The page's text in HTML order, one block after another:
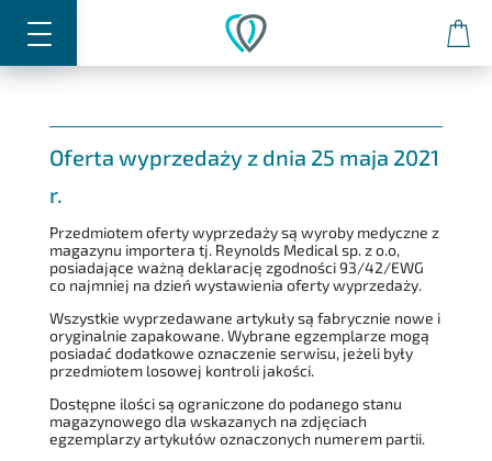
Oferta wyprzedaży z dnia 25 maja 2021
r.
Przedmiotem oferty wyprzedaży są wyroby medyczne z
magazynu importera tj. Reynolds Medical sp. z o.o,
posiadające ważną deklarację zgodności 93/42/EWG
co najmniej na dzień wystawienia oferty wyprzedaży.
Wszystkie wyprzedawane artykuły są fabrycznie nowe i
oryginalnie zapakowane. Wybrane egzemplarze mogą
posiadać dodatkowe oznaczenie serwisu, jeżeli były
przedmiotem losowej kontroli jakości.
Dostępne ilości są ograniczone do podanego stanu
magazynowego dla wskazanych na zdjęciach
egzemplarzy artykułów oznaczonych numerem partii.